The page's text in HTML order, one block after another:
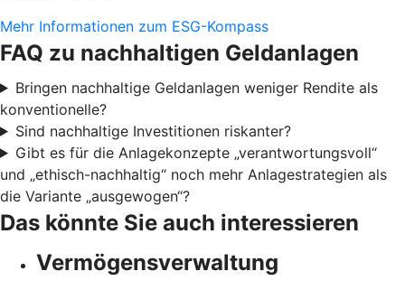
Mehr Informationen zum ESG-Kompass
FAQ zu nachhaltigen Geldanlagen
Bringen nachhaltige Geldanlagen weniger Rendite als
konventionelle?
Sind nachhaltige Investitionen riskanter?
Gibt es für die Anlagekonzepte „verantwortungsvoll“
und „ethisch-nachhaltig“ noch mehr Anlagestrategien als
die Variante „ausgewogen“?
Das könnte Sie auch interessieren
Vermögensverwaltung